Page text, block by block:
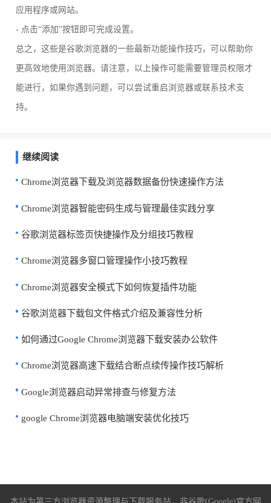
应用程序或网站。
- 点击“添加”按钮即可完成设置。
总之，这些是谷歌浏览器的一些最新功能操作技巧，可以帮助你
更高效地使用浏览器。请注意，以上操作可能需要管理员权限才
能进行，如果你遇到问题，可以尝试重启浏览器或联系技术支
持。
继续阅读
Chrome浏览器下载及浏览器数据备份快速操作方法
Chrome浏览器智能密码生成与管理最佳实践分享
谷歌浏览器标签页快捷操作及分组技巧教程
Chrome浏览器多窗口管理操作小技巧教程
Chrome浏览器安全模式下如何恢复插件功能
谷歌浏览器下载包文件格式介绍及兼容性分析
如何通过Google Chrome浏览器下载安装办公软件
Chrome浏览器高速下载结合断点续传操作技巧解析
Google浏览器启动异常排查与修复方法
google Chrome浏览器电脑端安装优化技巧